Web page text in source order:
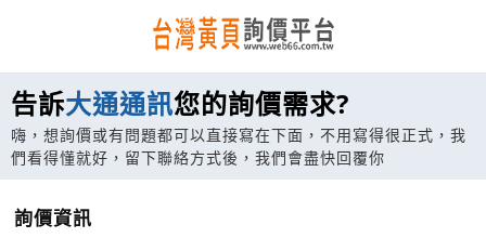
告訴大通通訊您的詢價需求?
嗨，想詢價或有問題都可以直接寫在下面，不用寫得很正式，我
們看得懂就好，留下聯絡方式後，我們會盡快回覆你
詢價資訊